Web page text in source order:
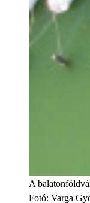
A
Fotó: Varga